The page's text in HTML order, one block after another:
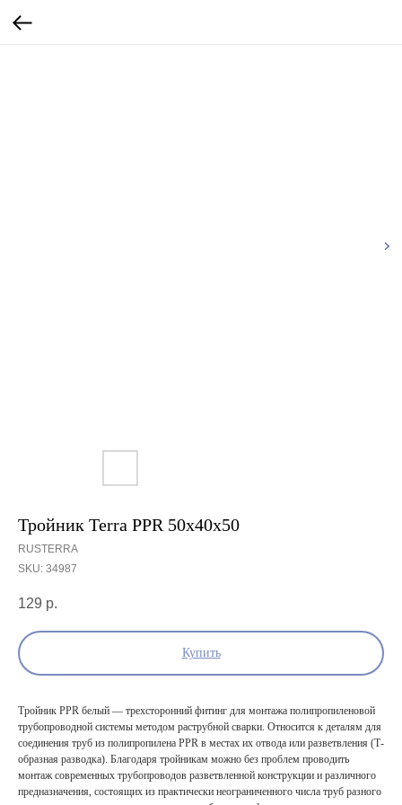
Тройник Terra PPR 50х40х50
RUSTERRA
SKU: 34987
129 р.
Купить
Тройник PPR белый — трехсторонний фитинг для монтажа полипропиленовой
трубопроводной системы методом раструбной сварки. Относится к деталям для
соединения труб из полипропилена PPR в местах их отвода или разветвления (Т-
образная разводка). Благодаря тройникам можно без проблем проводить
монтаж современных трубопроводов разветвленной конструкции и различного
предназначения, состоящих из практически неограниченного числа труб разного